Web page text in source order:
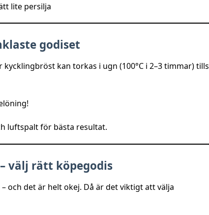
lite persilja
godiset
kycklingbröst kan torkas i ugn (100°C i 2–3 timmar) tills
luftspalt för bästa resultat.
välj rätt köpegodis
och det är helt okej. Då är det viktigt att välja